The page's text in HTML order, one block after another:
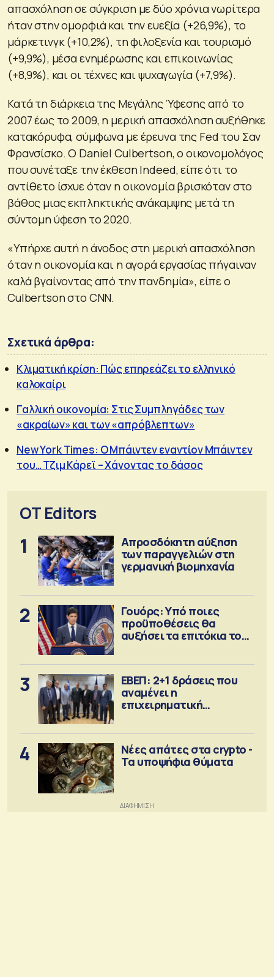
απασχόληση σε σύγκριση με δύο χρόνια νωρίτερα
ήταν στην ομορφιά και την ευεξία (+26,9%), το
μάρκετινγκ (+10,2%), τη φιλοξενία και τουρισμό
(+9,9%), μέσα ενημέρωσης και επικοινωνίας
(+8,9%), και οι τέχνες και ψυχαγωγία (+7,9%).
Κατά τη διάρκεια της Μεγάλης Ύφεσης από το
2007 έως το 2009, η μερική απασχόληση αυξήθηκε
κατακόρυφα, σύμφωνα με έρευνα της Fed του Σαν
Φρανσίσκο. Ο Daniel Culbertson, ο οικονομολόγος
που συνέταξε την έκθεση Indeed, είπε ότι το
αντίθετο ίσχυε όταν η οικονομία βρισκόταν στο
βάθος μιας εκπληκτικής ανάκαμψης μετά τη
σύντομη ύφεση το 2020.
«Υπήρχε αυτή η άνοδος στη μερική απασχόληση
όταν η οικονομία και η αγορά εργασίας πήγαιναν
καλά βγαίνοντας από την πανδημία», είπε ο
Culbertson στο CNN.
Σχετικά άρθρα:
Κλιματική κρίση: Πώς επηρεάζει το ελληνικό
καλοκαίρι
Γαλλική οικονομία: Στις Συμπληγάδες των
«ακραίων» και των «απρόβλεπτων»
New York Times: O Μπάιντεν εναντίον Μπάιντεν
του… Τζιμ Κάρεϊ – Χάνοντας το δάσος
OT Editors
1
Απροσδόκητη αύξηση
των παραγγελιών στη
γερμανική βιομηχανία
2
Γουόρς: Υπό ποιες
προϋποθέσεις θα
αυξήσει τα επιτόκια τον
3
ΕΒΕΠ: 2+1 δράσεις που
αναμένει η
επιχειρηματική
4
Νέες απάτες στα crypto -
Τα υποψήφια θύματα